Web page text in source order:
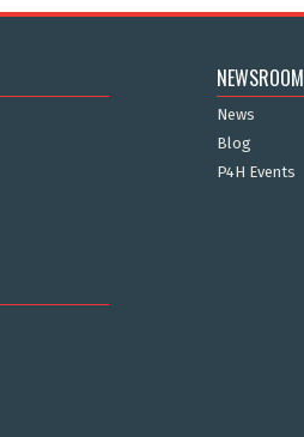
NEWSROOM
News
Blog
P4H Events